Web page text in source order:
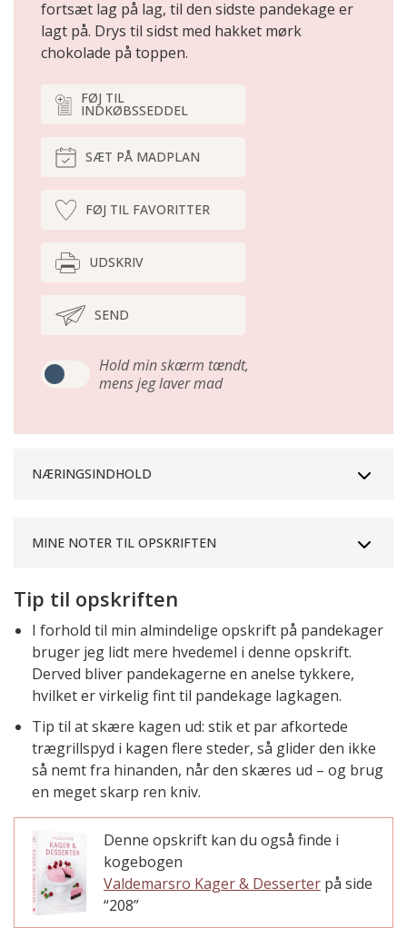
fortsæt lag på lag, til den sidste pandekage er
lagt på. Drys til sidst med hakket mørk
chokolade på toppen.
FØJ TIL
INDKØBSSEDDEL
SÆT PÅ MADPLAN
FØJ TIL FAVORITTER
UDSKRIV
SEND
Hold min skærm tændt,
mens jeg laver mad
NÆRINGSINDHOLD
MINE NOTER TIL OPSKRIFTEN
Tip til opskriften
I forhold til min almindelige opskrift på pandekager
bruger jeg lidt mere hvedemel i denne opskrift.
Derved bliver pandekagerne en anelse tykkere,
hvilket er virkelig fint til pandekage lagkagen.
Tip til at skære kagen ud: stik et par afkortede
trægrillspyd i kagen flere steder, så glider den ikke
så nemt fra hinanden, når den skæres ud – og brug
en meget skarp ren kniv.
Denne opskrift kan du også finde i
kogebogen
Valdemarsro Kager & Desserter på side
“208”